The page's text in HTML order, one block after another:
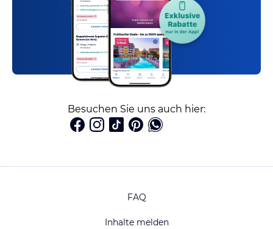
Besuchen Sie uns auch hier:
FAQ
Inhalte melden